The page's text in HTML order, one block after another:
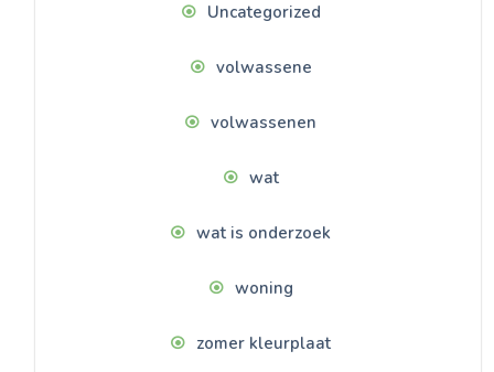
Uncategorized
volwassene
volwassenen
wat
wat is onderzoek
woning
zomer kleurplaat